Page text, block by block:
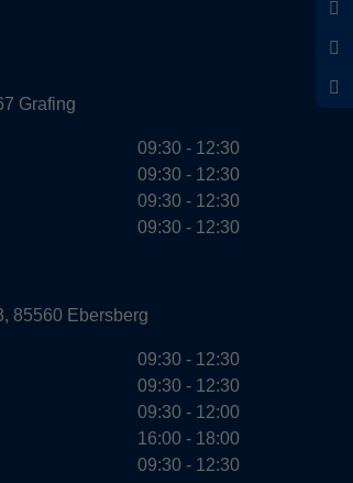
Grafing
09:30 - 12:30
09:30 - 12:30
09:30 - 12:30
09:30 - 12:30
85560 Ebersberg
09:30 - 12:30
09:30 - 12:30
09:30 - 12:00
16:00 - 18:00
09:30 - 12:30